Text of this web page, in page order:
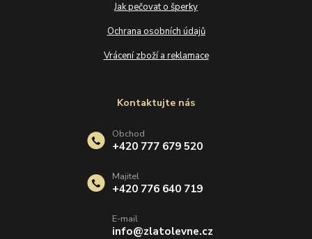
Jak pečovat o šperky
Ochrana osobních údajů
Vrácení zboží a reklamace
Kontaktujte nás
Obchod
+420 777 679 520
Majitel
+420 776 640 719
E-mail
info@zlatolevne.cz